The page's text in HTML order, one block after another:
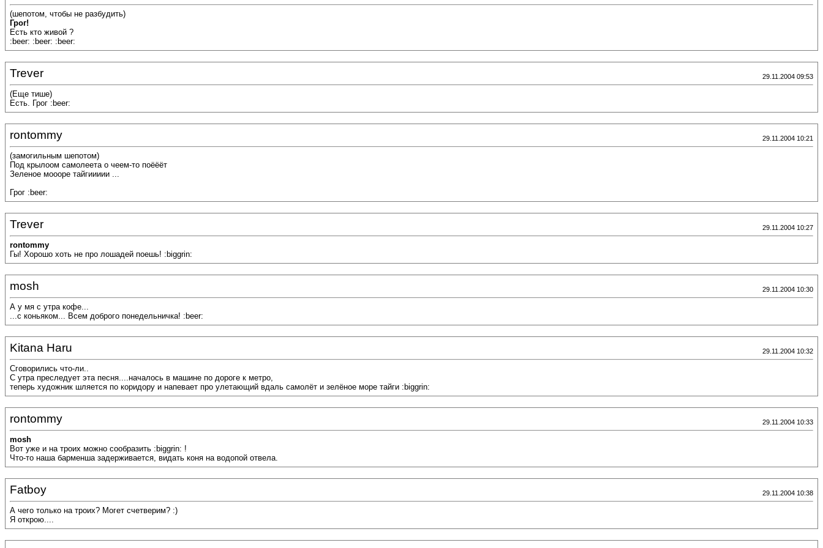
(шепотом, чтобы не разбудить)
Грог!
Есть кто живой ?
:beer: :beer: :beer:
Trever 29.11.2004 09:53
(Еще тише)
Есть. Грог :beer:
rontommy 29.11.2004 10:21
(замогильным шепотом)
Под крылоом самолеета о чеем-то поёёёт
Зеленое моооре тайгиииии ...
Грог :beer:
Trever 29.11.2004 10:27
rontommy
Гы! Хорошо хоть не про лошадей поешь! :biggrin:
mosh 29.11.2004 10:30
А у мя с утра кофе...
...с коньяком... Всем доброго понедельничка! :beer:
Kitana Haru 29.11.2004 10:32
Сговорились что-ли..
С утра преследует эта песня....началось в машине по дороге к метро,
теперь художник шляется по коридору и напевает про улетающий вдаль самолёт и зелёное море тайги :biggrin:
rontommy 29.11.2004 10:33
mosh
Вот уже и на троих можно сообразить :biggrin: !
Что-то наша барменша задерживается, видать коня на водопой отвела.
Fatboy 29.11.2004 10:38
А чего только на троих? Могет счетверим? :)
Я открою....